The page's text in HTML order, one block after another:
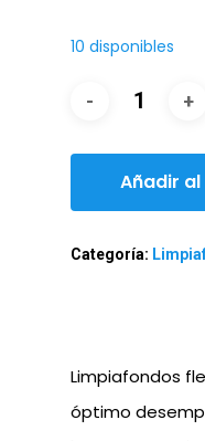
10 disponibles
Añadir
Categoría:
Limpiafondos
óptimo